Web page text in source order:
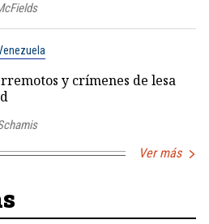
y crímenes de lesa
Ver más